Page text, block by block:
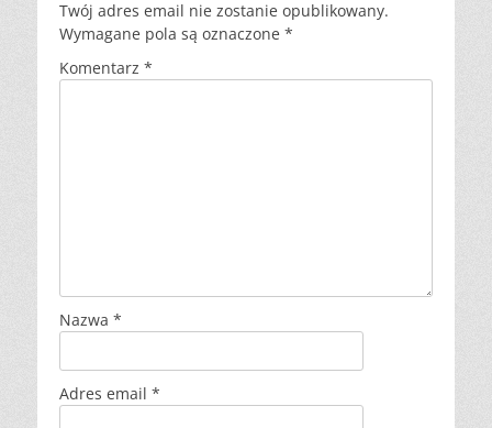
Twój adres email nie zostanie opublikowany.
Wymagane pola są oznaczone *
Komentarz *
Nazwa *
Adres email *